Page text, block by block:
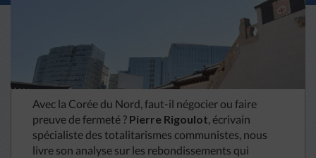
Avec la Corée du Nord, faut-il négocier ou faire
preuve de fermeté ? Pierre Rigoulot, écrivain
spécialiste des totalitarismes communistes, nous
livre son analyse sur les rebondissements qui